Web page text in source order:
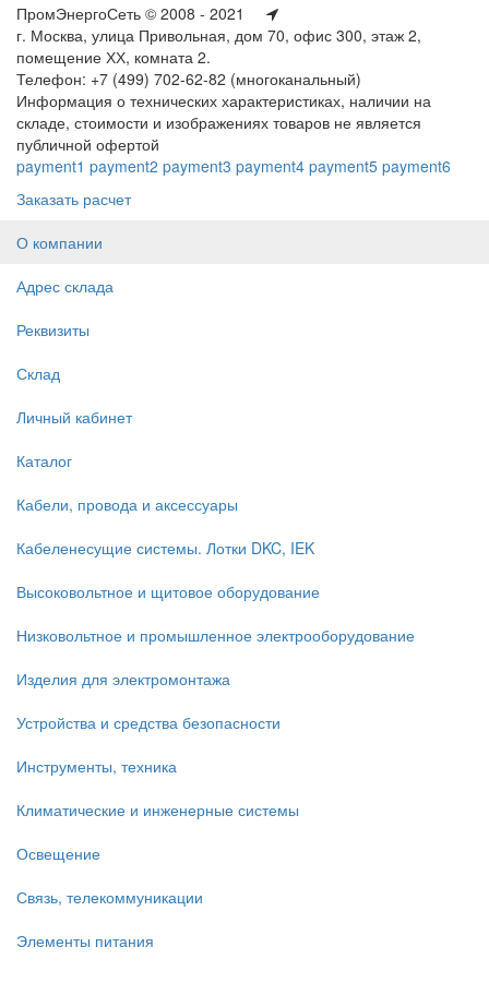
ПромЭнергоСеть © 2008 - 2021
г. Москва, улица Привольная, дом 70, офис 300, этаж 2,
помещение ХХ, комната 2.
Телефон: +7 (499) 702-62-82 (многоканальный)
Информация о технических характеристиках, наличии на
складе, стоимости и изображениях товаров не является
публичной офертой
payment1 payment2 payment3 payment4 payment5 payment6
Заказать расчет
О компании
Адрес склада
Реквизиты
Склад
Личный кабинет
Каталог
Кабели, провода и аксессуары
Кабеленесущие системы. Лотки DKC, IEK
Высоковольтное и щитовое оборудование
Низковольтное и промышленное электрооборудование
Изделия для электромонтажа
Устройства и средства безопасности
Инструменты, техника
Климатические и инженерные системы
Освещение
Связь, телекоммуникации
Элементы питания